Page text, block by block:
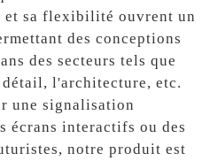
et sa flexibilité ouvrent un
des conceptions
des secteurs tels que
l'architecture, etc.
une signalisation
écrans interactifs ou des
notre produit est